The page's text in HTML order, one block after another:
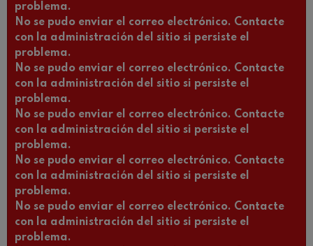
problema.
No se pudo enviar el correo electrónico. Contacte
con la administración del sitio si persiste el
problema.
No se pudo enviar el correo electrónico. Contacte
con la administración del sitio si persiste el
problema.
No se pudo enviar el correo electrónico. Contacte
con la administración del sitio si persiste el
problema.
No se pudo enviar el correo electrónico. Contacte
con la administración del sitio si persiste el
problema.
No se pudo enviar el correo electrónico. Contacte
con la administración del sitio si persiste el
problema.